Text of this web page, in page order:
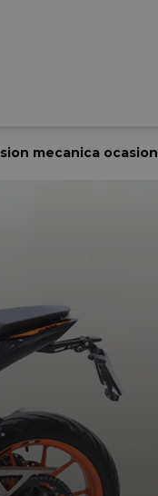
mecanica ocasion